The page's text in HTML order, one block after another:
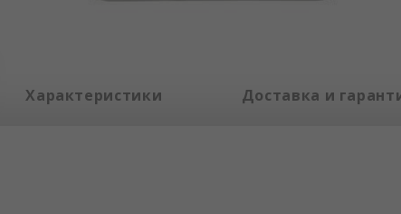
Характеристики Доставка и